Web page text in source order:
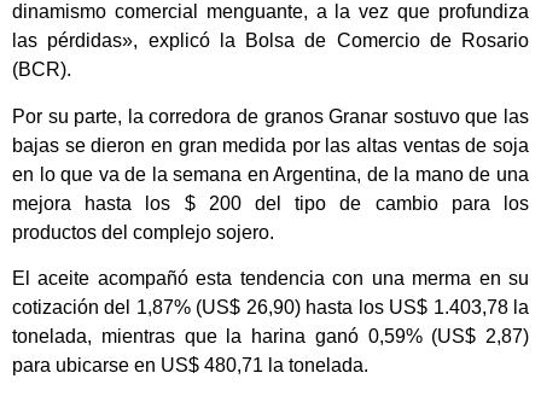
dinamismo comercial menguante, a la vez que profundiza
las pérdidas», explicó la Bolsa de Comercio de Rosario
(BCR).
Por su parte, la corredora de granos Granar sostuvo que las
bajas se dieron en gran medida por las altas ventas de soja
en lo que va de la semana en Argentina, de la mano de una
mejora hasta los $ 200 del tipo de cambio para los
productos del complejo sojero.
El aceite acompañó esta tendencia con una merma en su
cotización del 1,87% (US$ 26,90) hasta los US$ 1.403,78 la
tonelada, mientras que la harina ganó 0,59% (US$ 2,87)
para ubicarse en US$ 480,71 la tonelada.